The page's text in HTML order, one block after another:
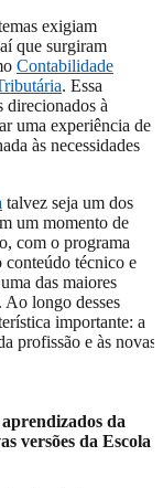
exigiam
que surgiram
Contabilidade
. Essa
direcionados à
uma experiência de
às necessidades
talvez seja um dos
um momento de
com o programa
conteúdo técnico e
das maiores
Ao longo desses
importante: a
profissão e às novas
da
versões da Escola